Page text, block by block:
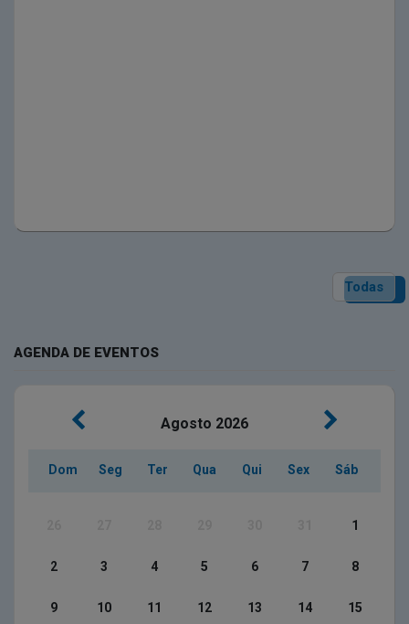
Todas
AGENDA DE EVENTOS
Agosto 2026
Dom Seg Ter Qua Qui Sex Sáb
1
2 3 4 5 6 7 8
9 10 11 12 13 14 15